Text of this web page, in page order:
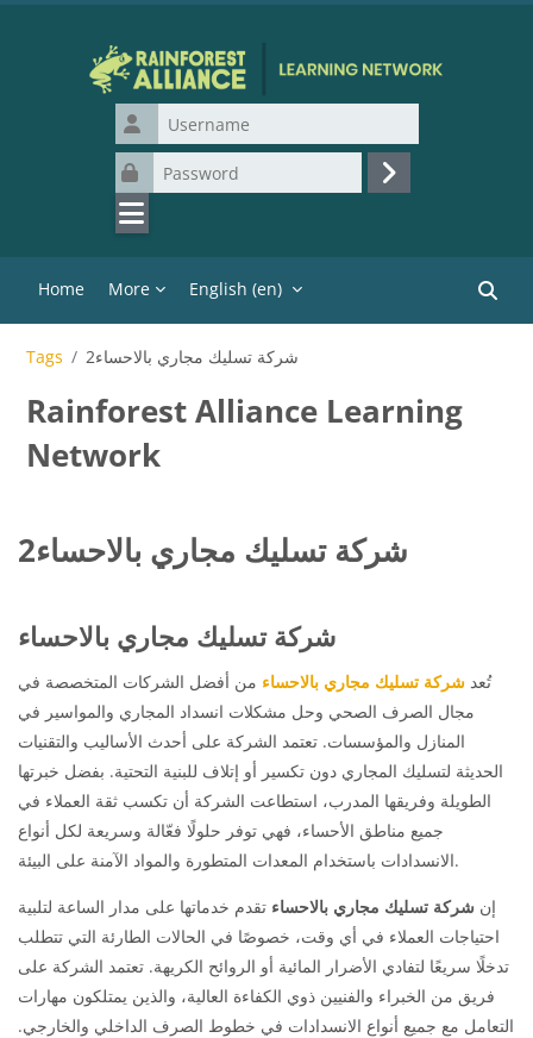
Username
Password
Log in
Home More English ‎(en)‎
Tags شركة تسليك مجاري بالاحساء2
Rainforest Alliance Learning
Network
شركة تسليك مجاري بالاحساء2
شركة تسليك مجاري بالاحساء
تُعد شركة تسليك مجاري بالاحساء من أفضل الشركات المتخصصة في
مجال الصرف الصحي وحل مشكلات انسداد المجاري والمواسير في
المنازل والمؤسسات. تعتمد الشركة على أحدث الأساليب والتقنيات
الحديثة لتسليك المجاري دون تكسير أو إتلاف للبنية التحتية. بفضل خبرتها
الطويلة وفريقها المدرب، استطاعت الشركة أن تكسب ثقة العملاء في
جميع مناطق الأحساء، فهي توفر حلولًا فعّالة وسريعة لكل أنواع
الانسدادات باستخدام المعدات المتطورة والمواد الآمنة على البيئة.
إن شركة تسليك مجاري بالاحساء تقدم خدماتها على مدار الساعة لتلبية
احتياجات العملاء في أي وقت، خصوصًا في الحالات الطارئة التي تتطلب
تدخلًا سريعًا لتفادي الأضرار المائية أو الروائح الكريهة. تعتمد الشركة على
فريق من الخبراء والفنيين ذوي الكفاءة العالية، والذين يمتلكون مهارات
التعامل مع جميع أنواع الانسدادات في خطوط الصرف الداخلي والخارجي.